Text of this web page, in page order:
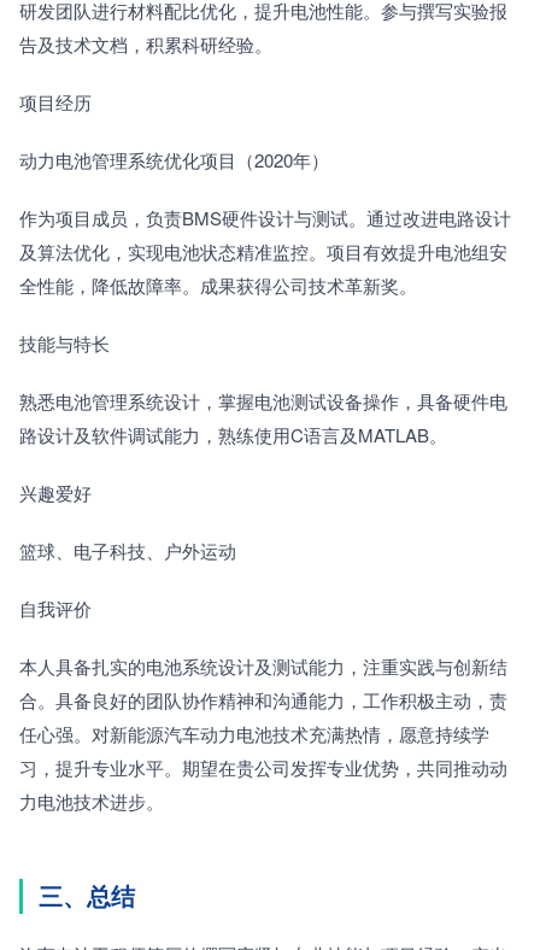
研发团队进行材料配比优化，提升电池性能。参与撰写实验报
告及技术文档，积累科研经验。
项目经历
动力电池管理系统优化项目（2020年）
作为项目成员，负责BMS硬件设计与测试。通过改进电路设计
及算法优化，实现电池状态精准监控。项目有效提升电池组安
全性能，降低故障率。成果获得公司技术革新奖。
技能与特长
熟悉电池管理系统设计，掌握电池测试设备操作，具备硬件电
路设计及软件调试能力，熟练使用C语言及MATLAB。
兴趣爱好
篮球、电子科技、户外运动
自我评价
本人具备扎实的电池系统设计及测试能力，注重实践与创新结
合。具备良好的团队协作精神和沟通能力，工作积极主动，责
任心强。对新能源汽车动力电池技术充满热情，愿意持续学
习，提升专业水平。期望在贵公司发挥专业优势，共同推动动
力电池技术进步。
三、总结